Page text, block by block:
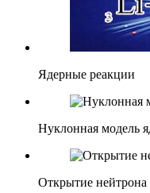
Ядерные реакции
Нуклонная модель
Открытие нейтрона